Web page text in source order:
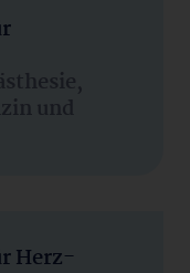
und
Herz-